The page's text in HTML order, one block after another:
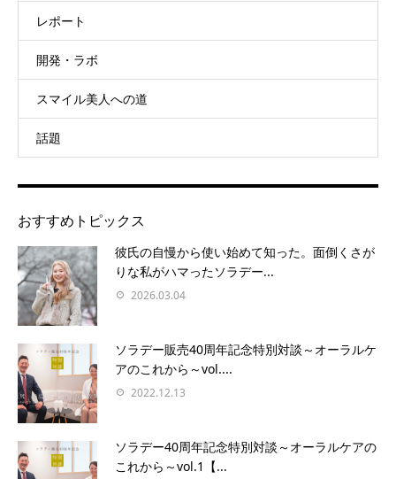
レポート
開発・ラボ
スマイル美人への道
話題
おすすめトピックス
彼氏の自慢から使い始めて知った。面倒くさが
りな私がハマったソラデー...
2026.03.04
ソラデー販売40周年記念特別対談～オーラルケ
アのこれから～vol....
2022.12.13
ソラデー40周年記念特別対談～オーラルケアの
これから～vol.1【...